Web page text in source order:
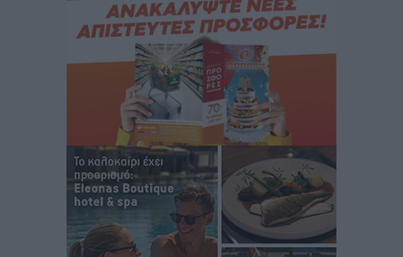
πριν 37 λεπτά
Νέα αεροσκάφη, drones, δασοκομάντος: Τι έχει
αλλάξει στην Πολιτική Προστασί
πριν 58 λεπτά
Άδωνις Γεωργιάδης στον RV: “Στο υπουργείο
εξετάζουμε την θεσμοθέτηση τρίτης κατηγορίας
κινήτρων, ειδικά για τα νοσοκομεία στα νησιά”
Τοπικές Ειδήσεις• πριν 1 ώρα